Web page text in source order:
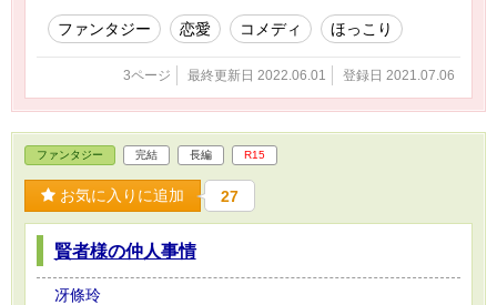
ファンタジー 恋愛 コメディ ほっこり
3ページ 最終更新日 2022.06.01 登録日 2021.07.06
ファンタジー 完結 長編 R15
お気に入りに追加 27
賢者様の仲人事情
冴條玲